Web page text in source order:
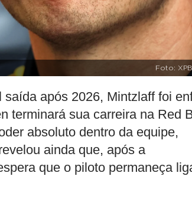
Foto:
após 2026, Mintzlaff foi
terminará sua carreira na Red
absoluto dentro da equipe,
ainda que, após a
que o piloto permaneça